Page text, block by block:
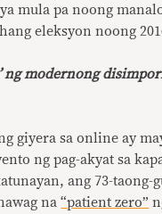
mula pa noong
eleksyon noong
ng modernong
giyera sa online ay
ng pag-akyat sa
ang 73-taong-
na“patient zero”